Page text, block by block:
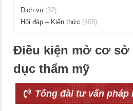
Dịch vụ (32)
Hỏi đáp – Kiến thức (405)
Điều kiện mở cơ sở
dục thẩm mỹ
Tổng đài tư vấn pháp